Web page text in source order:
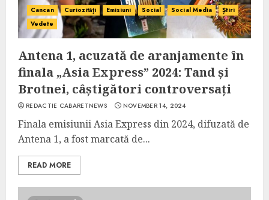
Cancan Curiozități Emisiuni Social Social Media
Știri
Vedete
Antena 1, acuzată de aranjamente în
finala „Asia Express” 2024: Tand și
Brotnei, câștigători controversați
REDACTIE CABARETNEWS NOVEMBER 14, 2024
Finala emisiunii Asia Express din 2024, difuzată de
Antena 1, a fost marcată de...
READ MORE